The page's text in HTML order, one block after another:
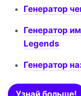
Генератор
Генератор
Legends
Генератор